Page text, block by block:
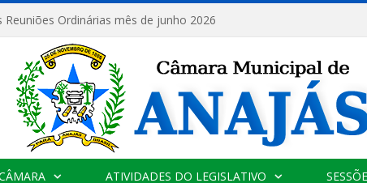
Reuniões Ordinárias mês de junho 2026
ATIVIDADES DO LEGISLATIVO